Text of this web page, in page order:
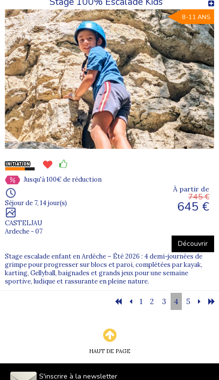
8-11 ANS
Jusqu'à 100€ de réduction
Séjour de 7, 14 jour(s)
CASTELJAU
Ardeche - 07
À partir de
745 €
645 €
Découvrir
Stage escalade enfant en Ardèche – Été 2026 : 4 demi-journées de
grimpe pour progresser sur blocs et paroi, complétées par kayak,
karting, Gellyball, baignades et grands jeux pour une semaine
sportive, ludique et rassurante en pleine nature.
1 2 3 4 5
HAUT DE PAGE
S'inscrire à la newsletter